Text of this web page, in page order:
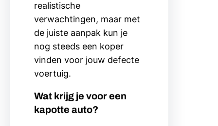
realistische
verwachtingen, maar met
de juiste aanpak kun je
nog steeds een koper
vinden voor jouw defecte
voertuig.
Wat krijg je voor een
kapotte auto?